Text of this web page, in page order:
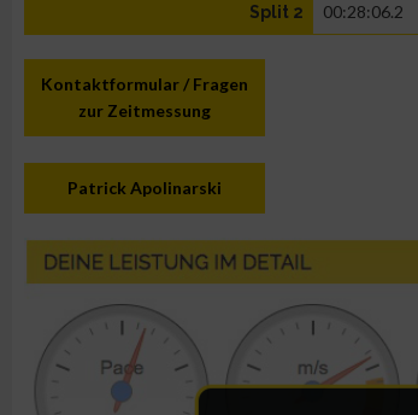
Split 2 00:28:06.2
Kontaktformular / Fragen
zur Zeitmessung
Patrick Apolinarski